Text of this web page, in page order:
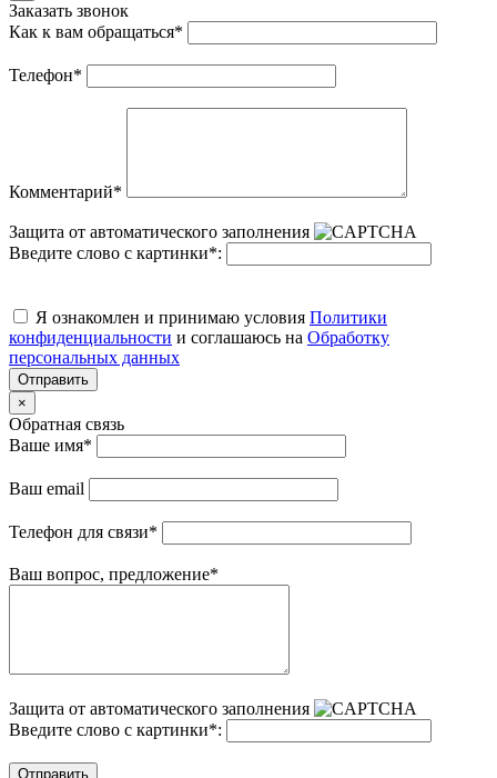
Заказать звонок
Как к вам обращаться*
Телефон*
Комментарий*
Защита от автоматического заполнения
Введите слово с картинки*:
Я ознакомлен и принимаю условия Политики
конфиденциальности и соглашаюсь на Обработку
персональных данных
Отправить
×
Обратная связь
Ваше имя*
Ваш email
Телефон для связи*
Ваш вопрос, предложение*
Защита от автоматического заполнения
Введите слово с картинки*:
Отправить